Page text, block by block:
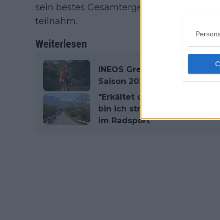
sein bestes Gesamtergebnis bei den 23
teilnahm.
Weiterlesen
INEOS Grenadiers
Saison 2024 mit Gobik
"Erkältet oder mit Corona
bin ich strikt dagegen" -
im Radsport